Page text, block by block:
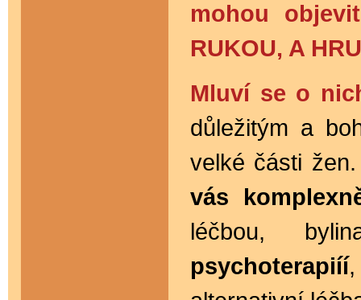
mohou
RUKOU, A
Mluví se o
důležitým a
velké části
vás
léčbou,
psychoterapiíí,